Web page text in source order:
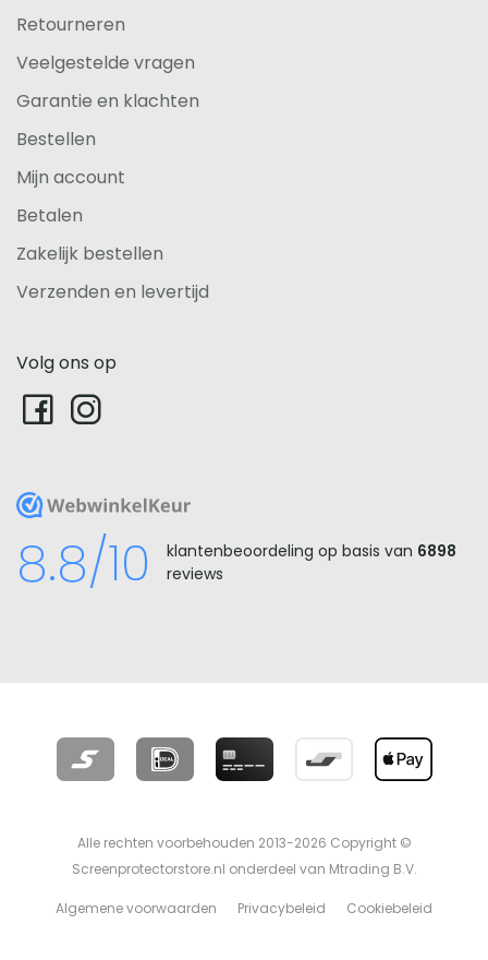
Retourneren
Veelgestelde vragen
Garantie en klachten
Bestellen
Mijn account
Betalen
Zakelijk bestellen
Verzenden en levertijd
Volg ons op
WebwinkelKeur
8.8/10 klantenbeoordeling op basis van 6898
reviews
Alle rechten voorbehouden 2013-2026 Copyright ©
Screenprotectorstore.nl onderdeel van Mtrading B.V.
Algemene voorwaarden Privacybeleid Cookiebeleid